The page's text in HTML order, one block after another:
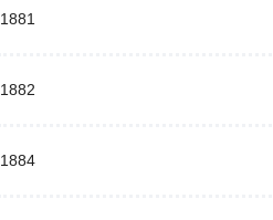
1881
1882
1884